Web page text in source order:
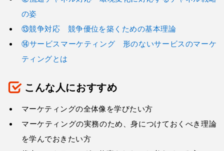
の姿
⑬競争対応 競争優位を築くための基本理論
⑭サービスマーケティング 形のないサービスのマーケ
ティングとは
こんな人におすすめ
マーケティングの全体像を学びたい方
マーケティングの実務のため、身につけておくべき理論
を学んでおきたい方